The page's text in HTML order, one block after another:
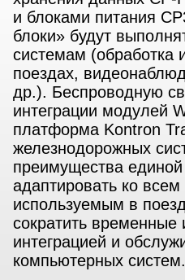
и блоками питания
блоки» будут
системам (обработка
поездах,
др.). Беспроводную
интеграции модулей
платформа Kontron
железнодорожных
преимущества
адаптировать ко
используемым в
сократить
интеграцией и
компьютерных систем.